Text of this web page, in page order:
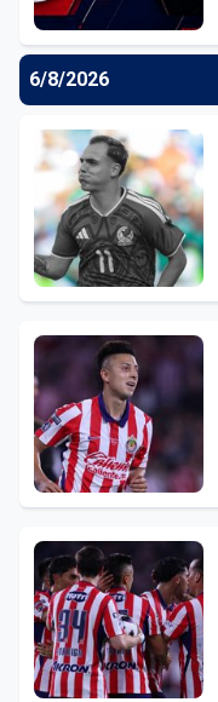
6/8/2026